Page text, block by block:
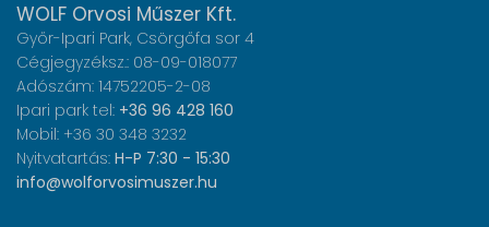
WOLF Orvosi Műszer Kft.
Győr-Ipari Park, Csörgőfa sor 4
Cégjegyzéksz.: 08-09-018077
Adószám: 14752205-2-08
Ipari park tel: +36 96 428 160
Mobil: +36 30 348 3232
Nyitvatartás: H-P 7:30 - 15:30
info@wolforvosimuszer.hu